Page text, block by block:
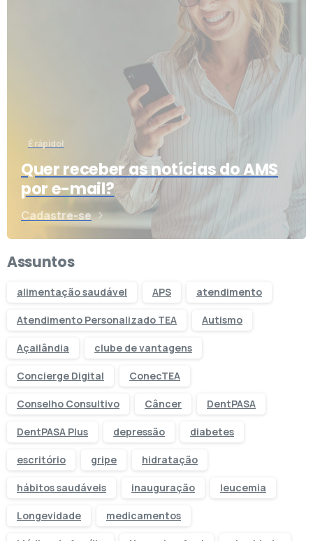
É rápido!
Quer receber as notícias do AMS
por e-mail?
Cadastre-se
Assuntos
alimentação saudável APS atendimento
Atendimento Personalizado TEA Autismo
Açailândia clube de vantagens
Concierge Digital ConecTEA
Conselho Consultivo Câncer DentPASA
DentPASA Plus depressão diabetes
escritório gripe hidratação
hábitos saudáveis inauguração leucemia
Longevidade medicamentos